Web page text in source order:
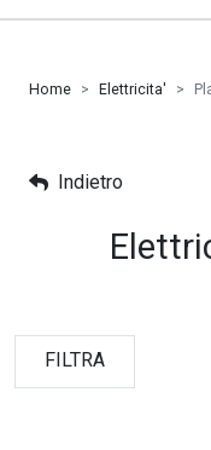
Home Elettricita'
Indietro
FILTRA